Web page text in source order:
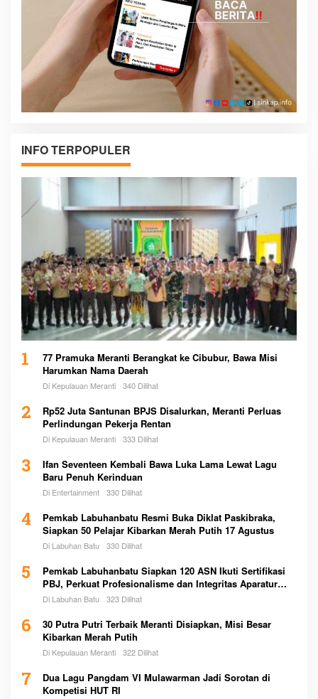
INFO TERPOPULER
1
77 Pramuka Meranti Berangkat ke Cibubur, Bawa Misi
Harumkan Nama Daerah
Di Kepulauan Meranti 340 Dilihat
2
Rp52 Juta Santunan BPJS Disalurkan, Meranti Perluas
Perlindungan Pekerja Rentan
Di Kepulauan Meranti 333 Dilihat
3
Ifan Seventeen Kembali Bawa Luka Lama Lewat Lagu
Baru Penuh Kerinduan
Di Entertainment 330 Dilihat
4
Pemkab Labuhanbatu Resmi Buka Diklat Paskibraka,
Siapkan 50 Pelajar Kibarkan Merah Putih 17 Agustus
Di Labuhan Batu 330 Dilihat
5
Pemkab Labuhanbatu Siapkan 120 ASN Ikuti Sertifikasi
PBJ, Perkuat Profesionalisme dan Integritas Aparatur
Pemerintah
Di Labuhan Batu 323 Dilihat
6
30 Putra Putri Terbaik Meranti Disiapkan, Misi Besar
Kibarkan Merah Putih
Di Kepulauan Meranti 322 Dilihat
7
Dua Lagu Pangdam VI Mulawarman Jadi Sorotan di
Kompetisi HUT RI